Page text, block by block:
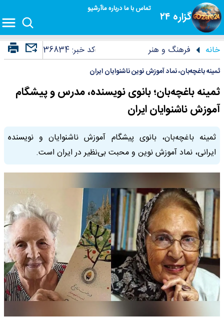
گزاره ۲۴
تماس با مادرباره ماآرشیو
خانه فرهنگ و هنر کد خبر:36834
ثمینه باغچه‌بان، نماد آموزش نوین ناشنوایان ایران
ثمینه باغچه‌بان؛ بانوی نویسنده، مدرس و پیشگام
آموزش ناشنوایان ایران
ثمینه باغچه‌بان، بانوی پیشگام آموزش ناشنوایان و نویسنده
ایرانی، نماد آموزش نوین و محبت بی‌نظیر در ایران است.